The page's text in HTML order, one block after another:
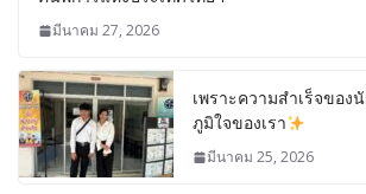
มีนาคม 27, 2026
เพราะความสำเร็จของ
ภูมิใจของเรา
มีนาคม 25, 2026